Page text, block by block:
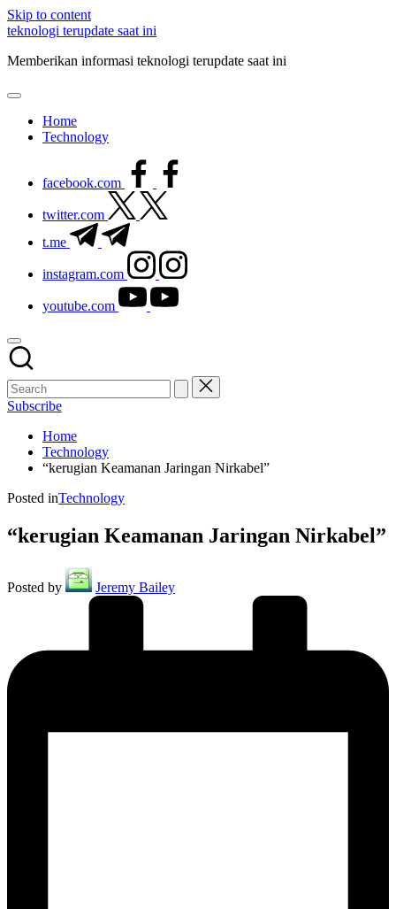
Skip to content
teknologi terupdate saat ini
Memberikan informasi teknologi terupdate saat ini
Home
Technology
facebook.com
twitter.com
t.me
instagram.com
youtube.com
Subscribe
Home
Technology
“kerugian Keamanan Jaringan Nirkabel”
Posted inTechnology
“kerugian Keamanan Jaringan Nirkabel”
Posted by Jeremy Bailey